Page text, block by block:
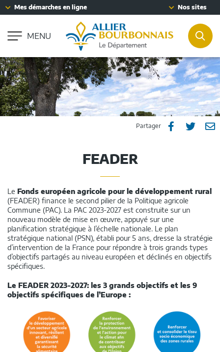
Aller à la recherche
Accessibilité : partiellement conforme
Mes démarches en ligne Nos sites
MENU
Partager Partager
 
FEADER
Le Fonds européen agricole pour le développement rural
(FEADER) finance le second pilier de la Politique agricole
Commune (PAC). La PAC 2023-2027 est construite sur un
nouveau modèle de mise en œuvre, appuyé sur une
planification stratégique à l’échelle nationale. Le plan
stratégique national (PSN), établi pour 5 ans, dresse la stratégie
d’intervention de la France pour répondre à trois grands types
d’objectifs partagés au niveau européen et déclinés en objectifs
spécifiques.
Le FEADER 2023-2027: les 3 grands objectifs et les 9
objectifs spécifiques de l’Europe :
Fenêtre
chat